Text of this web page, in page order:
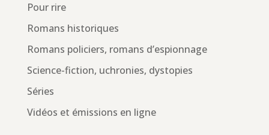
Pour rire
Romans historiques
Romans policiers, romans d’espionnage
Science-fiction, uchronies, dystopies
Séries
Vidéos et émissions en ligne